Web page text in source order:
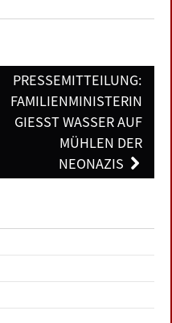
PRESSEMITTEILUNG:
FAMILIENMINISTERIN
GIESST WASSER AUF M
ÜHLEN DER N
EONAZIS